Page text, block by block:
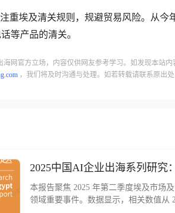
重埃及清关规则，规避贸易风险。从
等产品的清关。
海网官方立场，内容仅供网友参考学习。如发现本站
，我们将及时沟通与处理。如若转载请联系原出处
2025中国AI企业出海系列研究
本报告聚焦 2025 年第二季度埃及市场
领域重要事件。数据显示，相关数值从